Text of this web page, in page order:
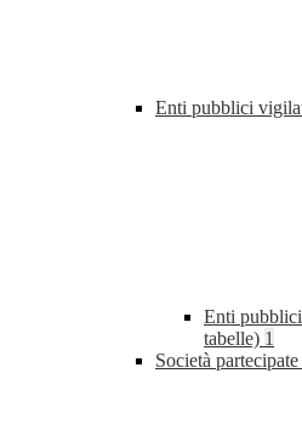
Enti pubblici
Enti
tabelle) 1
Società partecipate